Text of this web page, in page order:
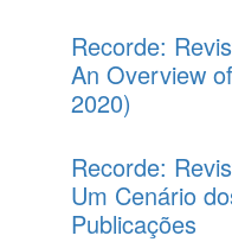
Recorde:
An Overview
2020)
Recorde:
Um Cenário
Publicações